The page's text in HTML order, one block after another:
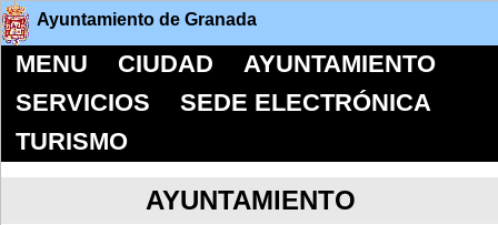
Ayuntamiento de Granada
MENU CIUDAD
AYUNTAMIENTO
SERVICIOS
SEDE ELECTRÓNICA
TURISMO
AYUNTAMIENTO